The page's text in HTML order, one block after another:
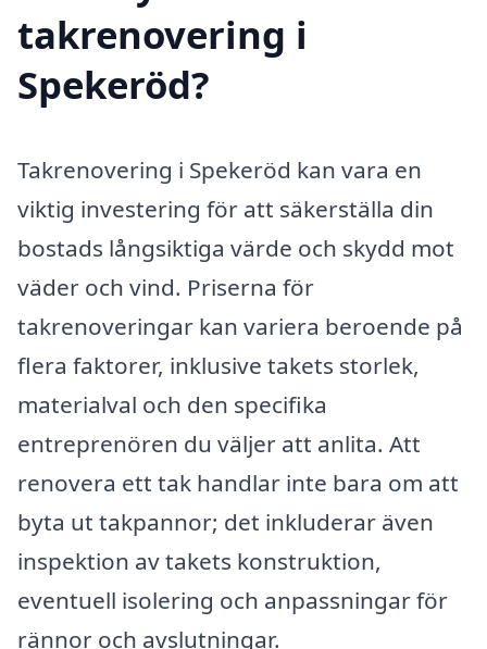
takrenovering i
Spekeröd?
Takrenovering i Spekeröd kan vara en
viktig investering för att säkerställa din
bostads långsiktiga värde och skydd mot
väder och vind. Priserna för
takrenoveringar kan variera beroende på
flera faktorer, inklusive takets storlek,
materialval och den specifika
entreprenören du väljer att anlita. Att
renovera ett tak handlar inte bara om att
byta ut takpannor; det inkluderar även
inspektion av takets konstruktion,
eventuell isolering och anpassningar för
rännor och avslutningar.